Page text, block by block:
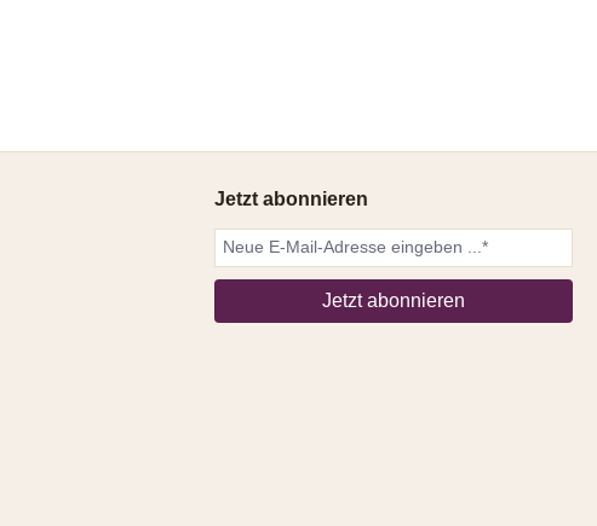
Jetzt abonnieren
Jetzt abonnieren